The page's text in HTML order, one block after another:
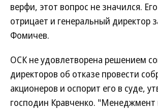
верфи, этот вопрос не значился.
отрицает и генеральный директор
Фомичев.
ОСК не удовлетворена решением
директоров об отказе провести
акционеров и оспорит его в суде,
господин Кравченко. "Менеджмент